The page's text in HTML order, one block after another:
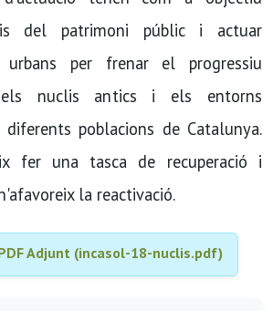
del patrimoni públic i actuar
urbans per frenar el progressiu
nuclis antics i els entorns
poblacions de Catalunya.
fer una tasca de recuperació i
la reactivació.
Adjunt (incasol-18-nuclis.pdf)